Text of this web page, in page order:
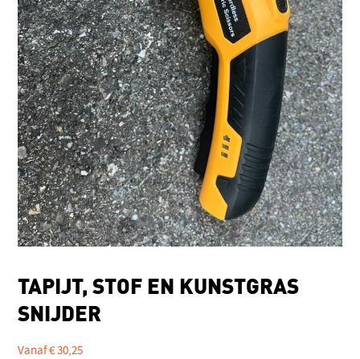
TAPIJT, STOF EN KUNSTGRAS
SNIJDER
Vanaf€30,25